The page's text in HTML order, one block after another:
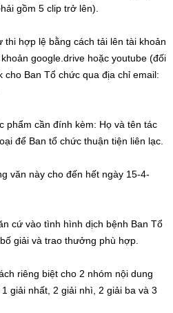
gồm 5 clip trở lên).
hợp lệ bằng cách tải lên tài khoản
google.drive hoặc youtube (đối
Ban Tổ chức qua địa chỉ email:
phẩm cần đính kèm: Họ và tên tác
để Ban tổ chức thuận tiện liên lạc.
văn này cho đến hết ngày 15-4-
cứ vào tình hình dịch bệnh Ban Tổ
giải và trao thưởng phù hợp.
riêng biệt cho 2 nhóm nội dung
giải nhất, 2 giải nhì, 2 giải ba và 3